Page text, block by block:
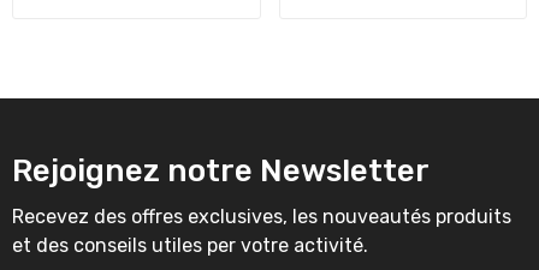
Rejoignez notre Newsletter
Recevez des offres exclusives, les nouveautés produits
et des conseils utiles per votre activité.